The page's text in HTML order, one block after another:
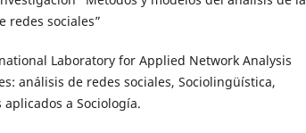
redes sociales”
Laboratory for Applied Network Analysis
análisis de redes sociales, Sociolingüística,
a Sociología.